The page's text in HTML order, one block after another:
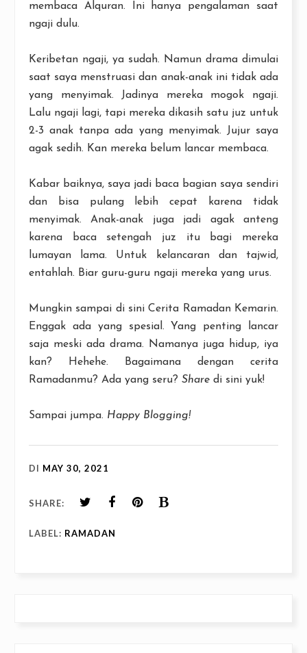
membaca Alquran. Ini hanya pengalaman saat
ngaji dulu.
Keribetan ngaji, ya sudah. Namun drama dimulai
saat saya menstruasi dan anak-anak ini tidak ada
yang menyimak. Jadinya mereka mogok ngaji.
Lalu ngaji lagi, tapi mereka dikasih satu juz untuk
2-3 anak tanpa ada yang menyimak. Jujur saya
agak sedih. Kan mereka belum lancar membaca.
Kabar baiknya, saya jadi baca bagian saya sendiri
dan bisa pulang lebih cepat karena tidak
menyimak. Anak-anak juga jadi agak anteng
karena baca setengah juz itu bagi mereka
lumayan lama. Untuk kelancaran dan tajwid,
entahlah. Biar guru-guru ngaji mereka yang urus.
Mungkin sampai di sini Cerita Ramadan Kemarin.
Enggak ada yang spesial. Yang penting lancar
saja meski ada drama. Namanya juga hidup, iya
kan? Hehehe. Bagaimana dengan cerita
Ramadanmu? Ada yang seru? Share di sini yuk!
Sampai jumpa. Happy Blogging!
DI MAY 30, 2021
SHARE:
LABEL: RAMADAN